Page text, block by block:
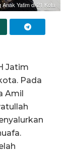
Yatim di 21 Kota
Jatim
Pada
Amil